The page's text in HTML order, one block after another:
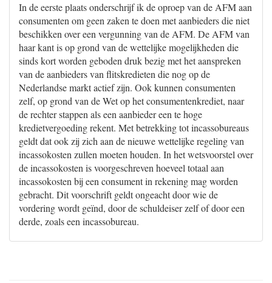
In de eerste plaats onderschrijf ik de oproep van de AFM aan
consumenten om geen zaken te doen met aanbieders die niet
beschikken over een vergunning van de AFM. De AFM van
haar kant is op grond van de wettelijke mogelijkheden die
sinds kort worden geboden druk bezig met het aanspreken
van de aanbieders van flitskredieten die nog op de
Nederlandse markt actief zijn. Ook kunnen consumenten
zelf, op grond van de Wet op het consumentenkrediet, naar
de rechter stappen als een aanbieder een te hoge
kredietvergoeding rekent. Met betrekking tot incassobureaus
geldt dat ook zij zich aan de nieuwe wettelijke regeling van
incassokosten zullen moeten houden. In het wetsvoorstel over
de incassokosten is voorgeschreven hoeveel totaal aan
incassokosten bij een consument in rekening mag worden
gebracht. Dit voorschrift geldt ongeacht door wie de
vordering wordt geïnd, door de schuldeiser zelf of door een
derde, zoals een incassobureau.